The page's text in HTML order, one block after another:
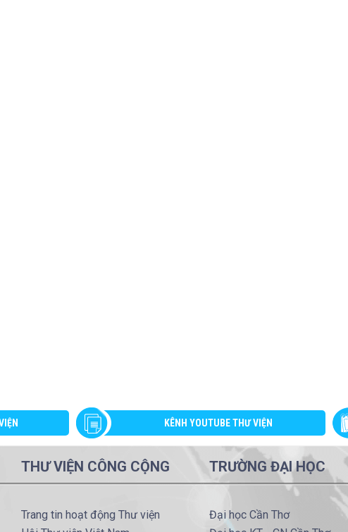
KÊNH YOUTUBE THƯ VIỆN
THƯ VIỆN CÔNG CỘNG
Trang tin hoạt động Thư viện
TRƯỜNG ĐẠI HỌC
Đại học Cần Thơ